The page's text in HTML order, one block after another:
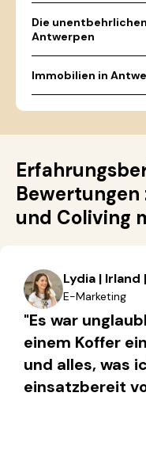
Die
Antwerpen
Immobilien in
Bewertungen
und Coliving
Lydia | Irland
E-Marketing
"Es war
einem Koffer
und alles, was
einsatzbereit